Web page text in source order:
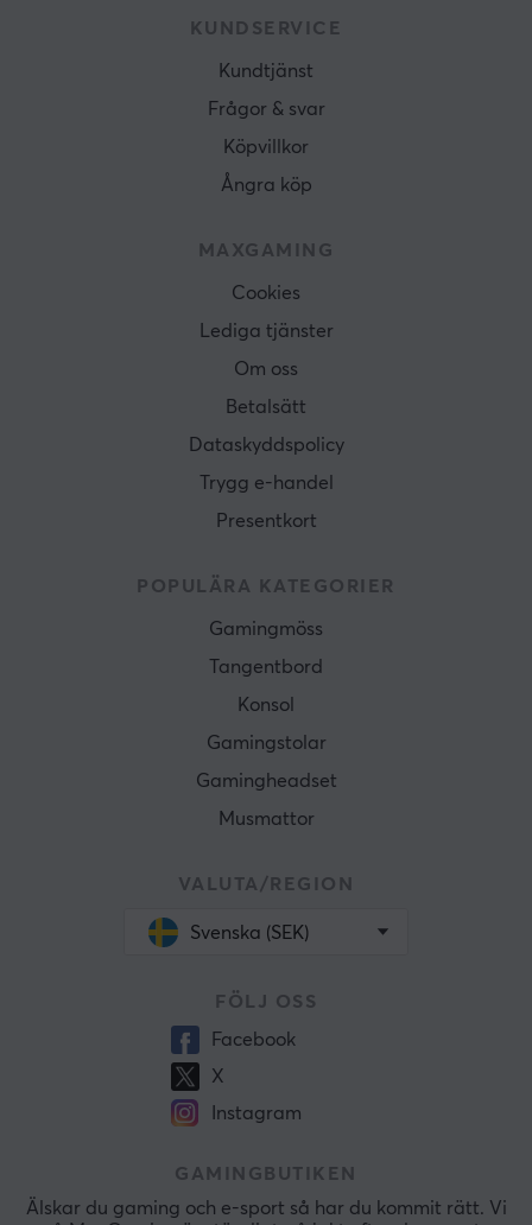
KUNDSERVICE
Kundtjänst
Frågor & svar
Köpvillkor
Ångra köp
MAXGAMING
Cookies
Lediga tjänster
Om oss
Betalsätt
Dataskyddspolicy
Trygg e-handel
Presentkort
POPULÄRA KATEGORIER
Gamingmöss
Tangentbord
Konsol
Gamingstolar
Gamingheadset
Musmattor
VALUTA/REGION
Svenska (SEK)
FÖLJ OSS
Facebook
X
Instagram
GAMINGBUTIKEN
Älskar du gaming och e-sport så har du kommit rätt. Vi